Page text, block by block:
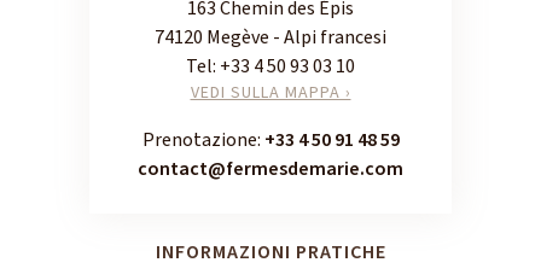
163 Chemin des Épis
74120 Megève - Alpi francesi
Tel: +33 4 50 93 03 10
VEDI SULLA MAPPA ›
Prenotazione: +33 4 50 91 48 59
contact@fermesdemarie.com
INFORMAZIONI PRATICHE